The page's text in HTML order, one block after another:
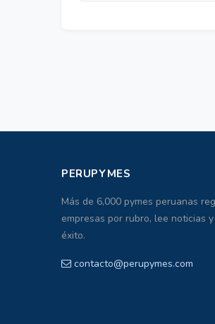
PERUPYMES
Más de 6,000 pymes peruanas
empresas por rubro, lee noticias
éxito.
contacto@perupymes.com